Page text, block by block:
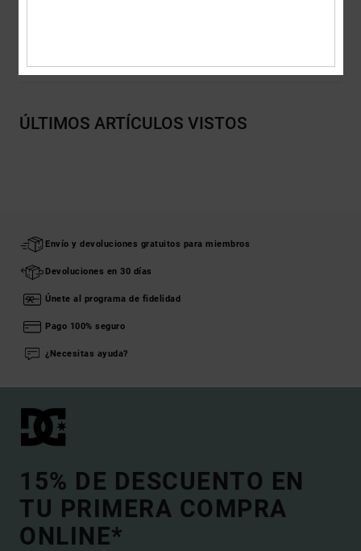
ÚLTIMOS ARTÍCULOS VISTOS
Envío y devoluciones gratuitos para miembros
Devoluciones en 30 días
Únete al programa de fidelidad
Pago 100% seguro
¿Necesitas ayuda?
15% DE DESCUENTO EN
TU PRIMERA COMPRA
ONLINE*